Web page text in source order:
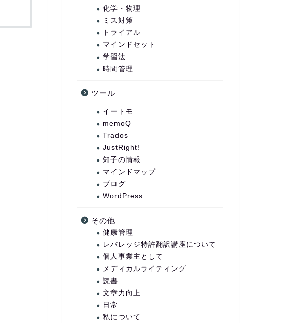
化学・物理
ミス対策
トライアル
マインドセット
学習法
時間管理
ツール
イートモ
memoQ
Trados
JustRight!
知子の情報
マインドマップ
ブログ
WordPress
その他
健康管理
レバレッジ特許翻訳講座について
個人事業主として
メディカルライティング
読書
文章力向上
日常
私について